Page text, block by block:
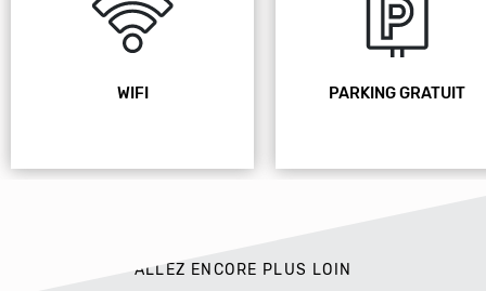
WIFI PARKING GRATUIT
ALLEZ ENCORE PLUS LOIN